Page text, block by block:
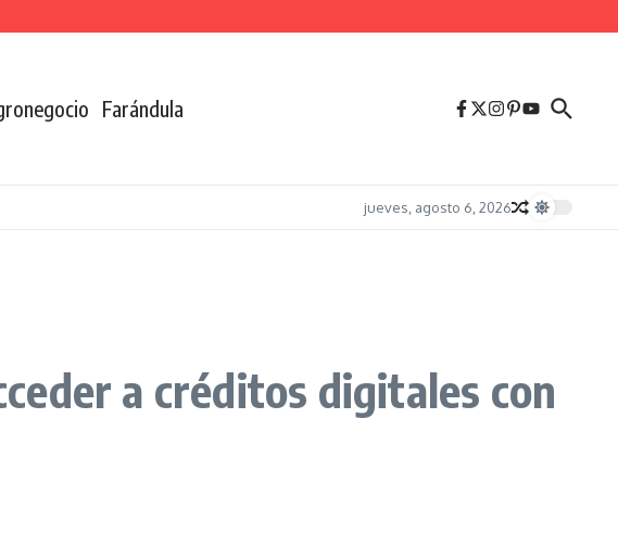
Farándula
jueves, agosto 6, 2026
a créditos digitales con